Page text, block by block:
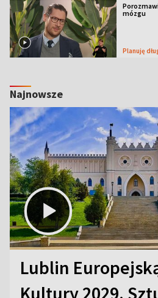
mózgu
Planuję
Najnowsze
Lublin